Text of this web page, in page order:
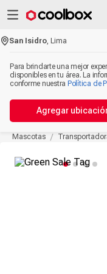
San Isidro ,Lima
Para brindarte una mejor
disponibles en tu área. La
conforme nuestra Política de
Agregar
Mascotas